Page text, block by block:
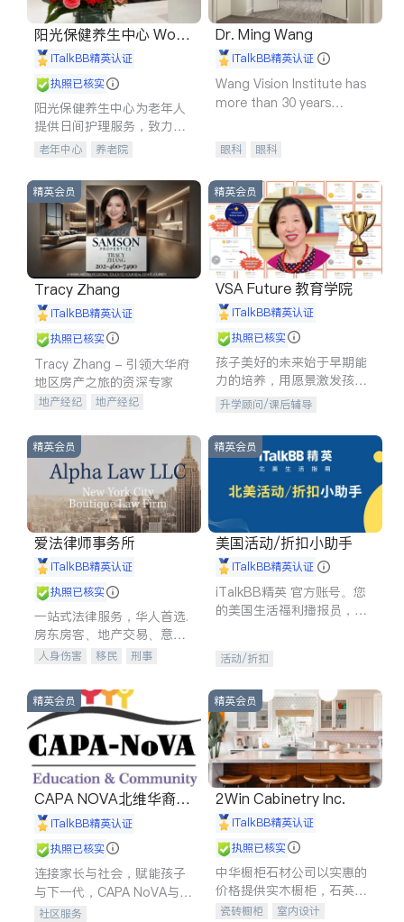
阳光保健养生中心 World
shine
iTalkBB精英认证
执照已核实
阳光保健养生中心为老年人
提供日间护理服务，致力于
通过持续的护理创新来有效
老年中心 养老院
Dr. Ming Wang
iTalkBB精英认证
Wang Vision Institute has
more than 30 years
眼科 眼科
精英会员
Tracy Zhang
iTalkBB精英认证
执照已核实
Tracy Zhang - 引领大华府
地区房产之旅的资深专家
地产经纪
地产经纪
商铺租售
精英会员
VSA Future 教育学院
iTalkBB精英认证
执照已核实
孩子美好的未来始于早期能
力的培养，用愿景激发孩子
的学习潜力和动力。理念：
拥有成长型心态是成功的基
石。
升学顾问/课后辅导
精英会员
爱法律师事务所
iTalkBB精英认证
执照已核实
一站式法律服务，华人首选.
房东房客、地产交易、意外
伤害、车祸重伤、商业诉
建筑合同、刑事案件全包办
人身伤害 移民
刑事
信托/遗嘱
商业
索赔
律师-其它 保释
精英会员
美国活动/折扣小助手
iTalkBB精英认证
iTalkBB精英 官方账号。您
的美国生活福利播报员，精
专属福利。
活动/折扣
精英会员
CAPA NOVA北维华裔家
长会iTalkBB精英认证
执照已核实
连接家长与社会，赋能孩子
与下一代，CAPA NoVA与您
携手建设包容、公平、充满
社区服务
精英会员
2Win Cabinetry Inc.
iTalkBB精英认证
执照已核实
中华橱柜石材公司以实惠的
价格提供实木橱柜，石英石
台面，多种优质不锈钢水
瓷砖橱柜
室内设计